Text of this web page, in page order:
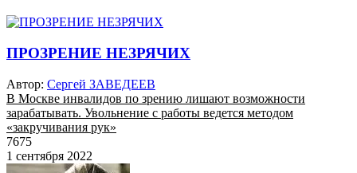
ПРОЗРЕНИЕ НЕЗРЯЧИХ
Автор: Сергей ЗАВЕДЕЕВ
В Москве инвалидов по зрению лишают возможности
зарабатывать. Увольнение с работы ведется методом
«закручивания рук»
7675
1 сентября 2022